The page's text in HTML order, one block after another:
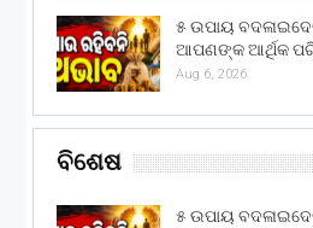
୫ ଉପାୟ
ଆପଣଙ୍କ ଆର୍ଥିକ
Aug 6, 2026
ବିଶେଷ
୫ ଉପାୟ